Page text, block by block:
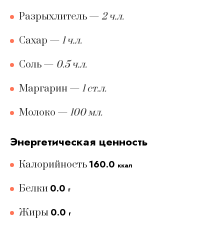
Разрыхлитель — 2 ч.л.
Сахар — 1 ч.л.
Соль — 0.5 ч.л.
Маргарин — 1 ст.л.
Молоко — 100 мл.
Энергетическая ценность
Калорийность 160.0 ккал
Белки 0.0 г
Жиры 0.0 г